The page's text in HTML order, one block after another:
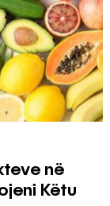
në
Këtu